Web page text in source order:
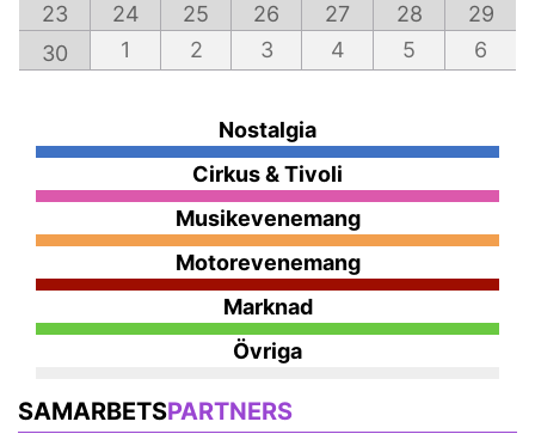
23
24 25 26 27 28
29
30
1 2 3 4 5 6
Nostalgia
Cirkus & Tivoli
Musikevenemang
Motorevenemang
Marknad
Övriga
SAMARBETSPARTNERS